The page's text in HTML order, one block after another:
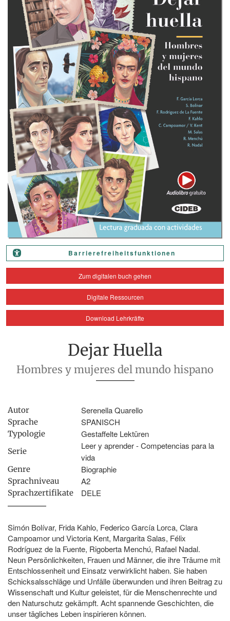
Barrierefreiheitsfunktionen
Zum digitalen buch gehen
Digitale Ressourcen
Download Lehrkräfte
Dejar Huella
Hombres y mujeres del mundo hispano
Autor Serenella Quarello
Sprache SPANISCH
Typologie Gestaffelte Lektüren
Serie
Leer y aprender - Competencias para la
vida
Genre Biographie
Sprachniveau A2
Sprachzertifikate DELE
Simón Bolívar, Frida Kahlo, Federico García Lorca, Clara
Campoamor und Victoria Kent, Margarita Salas, Félix
Rodríguez de la Fuente, Rigoberta Menchú, Rafael Nadal.
Neun Persönlichkeiten, Frauen und Männer, die ihre Träume mit
Entschlossenheit und Einsatz verwirklicht haben. Sie haben
Schicksalsschläge und Unfälle überwunden und ihren Beitrag zu
Wissenschaft und Kultur geleistet, für die Menschenrechte und
den Naturschutz gekämpft. Acht spannende Geschichten, die
unser tägliches Leben inspirieren können.